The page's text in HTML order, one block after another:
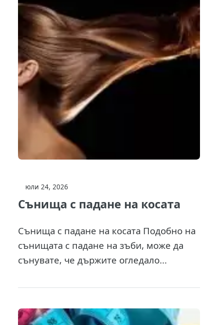
юли 24, 2026
Сънища с падане на косата
Сънища с падане на косата Подобно на
сънищата с падане на зъби, може да
сънувате, че държите огледало...